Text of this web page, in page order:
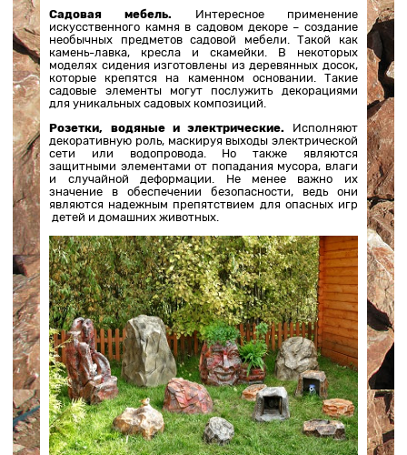
Садовая мебель. Интересное применение
искусственного камня в садовом декоре – создание
необычных предметов садовой мебели. Такой как
камень-лавка, кресла и скамейки. В некоторых
моделях сидения изготовлены из деревянных досок,
которые крепятся на каменном основании. Такие
садовые элементы могут послужить декорациями
для уникальных садовых композиций.
Розетки, водяные и электрические. Исполняют
декоративную роль, маскируя выходы электрической
сети или водопровода. Но также являются
защитными элементами от попадания мусора, влаги
и случайной деформации. Не менее важно их
значение в обеспечении безопасности, ведь они
являются надежным препятствием для опасных игр
детей и домашних животных.